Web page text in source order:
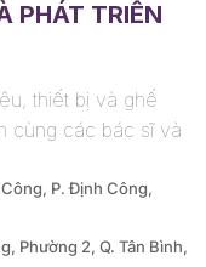
PHÁT TRIỂN
thiết bị và ghế
cùng các bác sĩ và
P. Định Công,
Phường 2, Q. Tân Bình,